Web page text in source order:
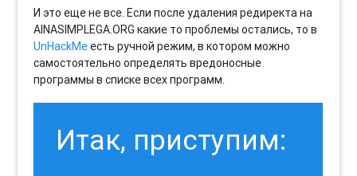
И это еще не все. Если после удаления редиректа на
AINASIMPLEGA.ORG какие то проблемы остались, то в
UnHackMeесть ручной режим, в котором можно
самостоятельно определять вредоносные
программы в списке всех программ.
Итак, приступим: